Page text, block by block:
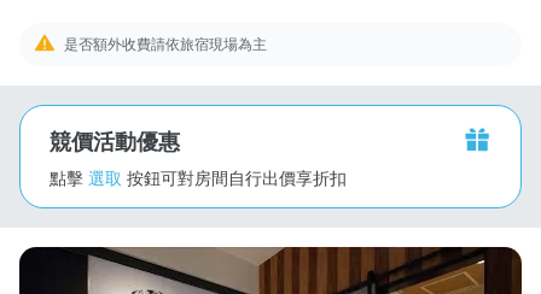
是否額外收費請依旅宿現場為主
競價活動優惠
點擊 選取 按鈕可對房間自行出價享折扣